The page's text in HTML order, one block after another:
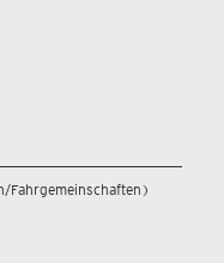
Fahrgemeinschaften)